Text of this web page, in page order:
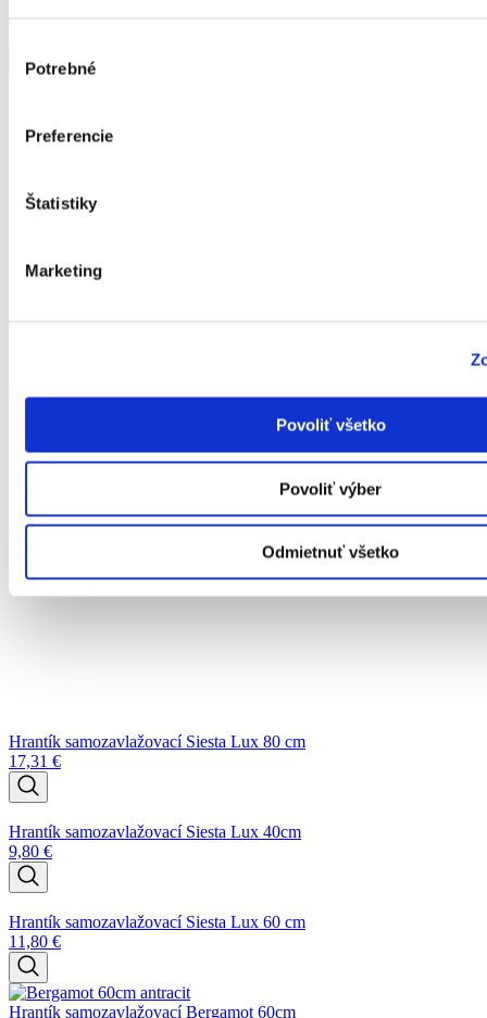
súhlasu
Potrebné
Preferencie
Štatistiky
Marketing
Povoliť všetko
Povoliť výber
Odmietnuť všetko
Hrantík samozavlažovací Siesta Lux 80 cm
17,31 €
Hrantík samozavlažovací Siesta Lux 40cm
9,80 €
Hrantík samozavlažovací Siesta Lux 60 cm
11,80 €
Hrantík samozavlažovací Bergamot 60cm